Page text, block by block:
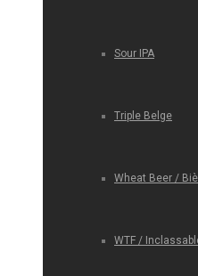
Sour IPA
Triple Belge
Wheat Beer /
WTF /